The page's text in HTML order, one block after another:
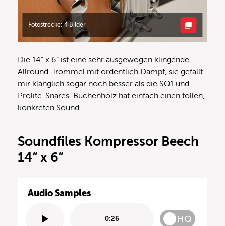
Fotostrecke: 4 Bilder
Die 14“ x 6“ ist eine sehr ausgewogen klingende
Allround-Trommel mit ordentlich Dampf, sie gefällt
mir klanglich sogar noch besser als die SQ1 und
Prolite-Snares. Buchenholz hat einfach einen tollen,
konkreten Sound.
Soundfiles Kompressor Beech
14“ x 6“
Audio Samples
0:26 HQ